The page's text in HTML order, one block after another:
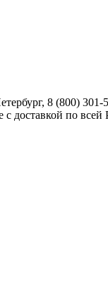
, 8 (800) 301-
доставкой по всей